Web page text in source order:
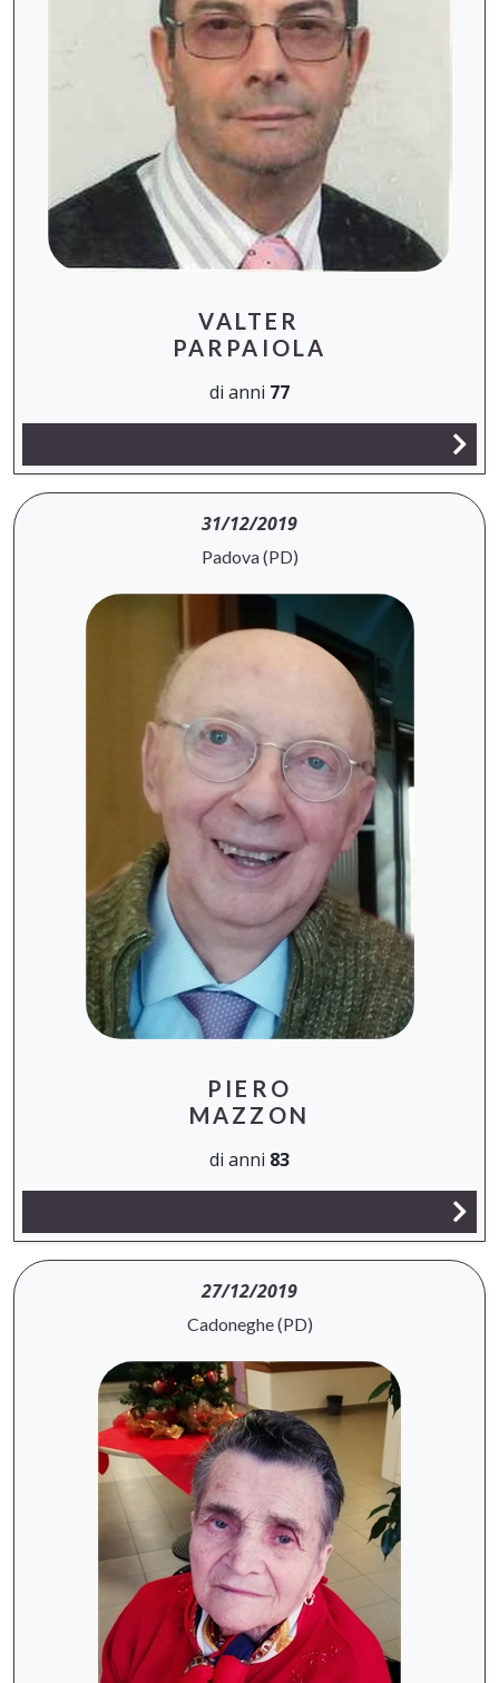
VALTER
PARPAIOLA
di anni 77
31/12/2019
Padova (PD)
PIERO
MAZZON
di anni 83
27/12/2019
Cadoneghe (PD)